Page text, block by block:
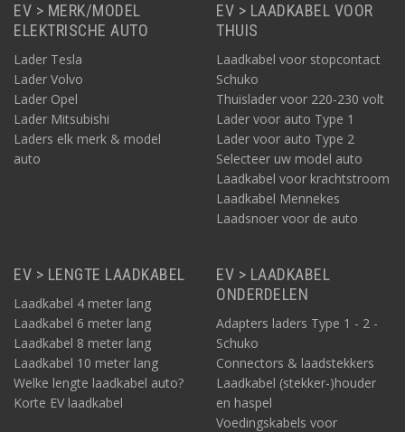
EV > MERK/MODEL
ELEKTRISCHE AUTO
Lader Tesla
Lader Volvo
Lader Opel
Lader Mitsubishi
Laders elk merk & model
auto
EV > LAADKABEL VOOR
THUIS
Laadkabel voor stopcontact
Schuko
Thuislader voor 220-230 volt
Lader voor auto Type 1
Lader voor auto Type 2
Selecteer uw model auto
Laadkabel voor krachtstroom
Laadkabel Mennekes
Laadsnoer voor de auto
EV > LENGTE LAADKABEL
Laadkabel 4 meter lang
Laadkabel 6 meter lang
Laadkabel 8 meter lang
Laadkabel 10 meter lang
Welke lengte laadkabel auto?
Korte EV laadkabel
EV > LAADKABEL
ONDERDELEN
Adapters laders Type 1 - 2 -
Schuko
Connectors & laadstekkers
Laadkabel (stekker-)houder
en haspel
Voedingskabels voor